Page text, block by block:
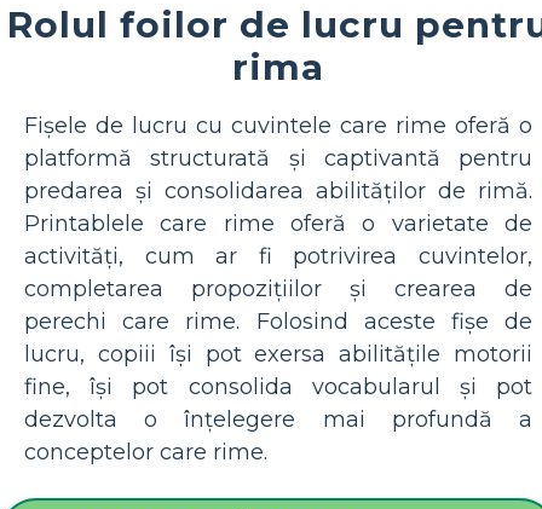
Rolul foilor de lucru
rima
Fișele de lucru cu cuvintele care rime oferă o
platformă structurată și captivantă pentru
predarea și consolidarea abilităților de rimă.
Printablele care rime oferă o varietate de
activități, cum ar fi potrivirea cuvintelor,
completarea propozițiilor și crearea de
perechi care rime. Folosind aceste fișe de
lucru, copiii își pot exersa abilitățile motorii
fine, își pot consolida vocabularul și pot
dezvolta o înțelegere mai profundă a
conceptelor care rime.